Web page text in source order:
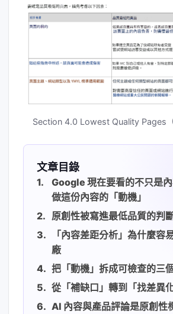
Section 4.0 Lowest Quality Pages（
文章目錄
Google 現在要看的不只是
做這份內容的「動機」
原創性被寫進最低品質的判
「內容差距分析」為什麼容
廠
把「動機」拆成可檢查的三
從「補缺口」轉到「找差異化
AI 內容與產品評論是原創性